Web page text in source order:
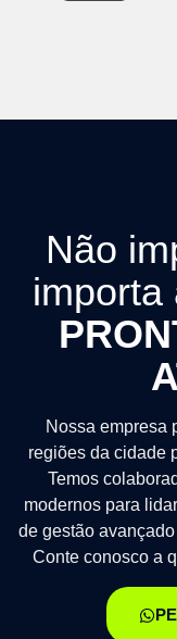
Não
importa
Nossa empresa
regiões da cidade
Temos
modernos para
de gestão
Conte conosco a